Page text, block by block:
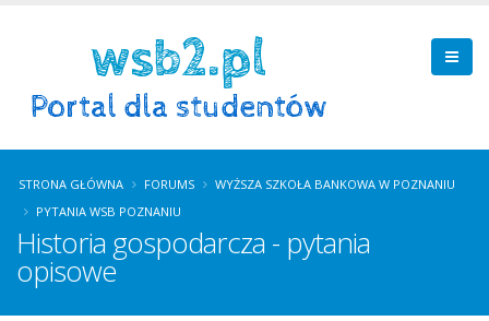
STRONA GŁÓWNA FORUMS
WYŻSZA SZKOŁA BANKOWA W POZNANIU
PYTANIA WSB POZNANIU
Historia gospodarcza - pytania
opisowe